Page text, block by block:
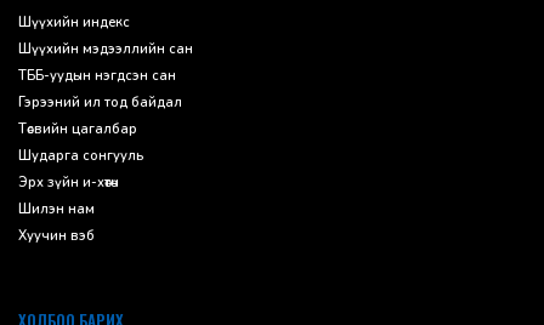
Шүүхийн индекс
Шүүхийн мэдээллийн сан
ТББ-уудын нэгдсэн сан
Гэрээний ил тод байдал
Төсвийн цагалбар
Шударга сонгууль
Эрх зүйн и-хөтөч
Шилэн нам
Хуучин вэб